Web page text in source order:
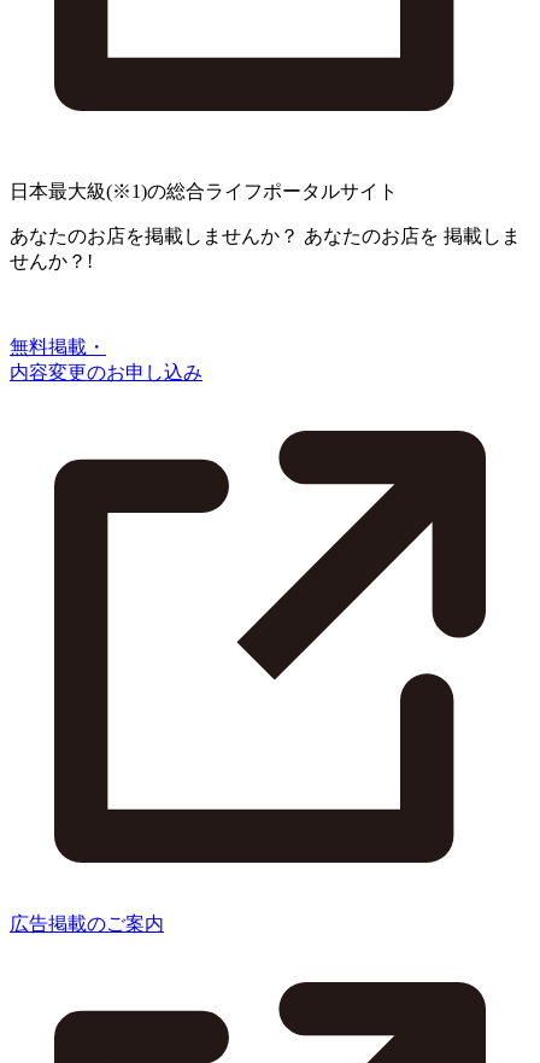
日本最大級(※1)の総合ライフポータルサイト
あなたのお店を掲載しませんか？ あなたのお店を 掲載しま
せんか？!
無料掲載・
内容変更のお申し込み
広告掲載のご案内